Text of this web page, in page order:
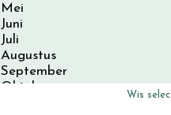
Mei
Juni
Juli
Augustus
September
Oktober
Wis